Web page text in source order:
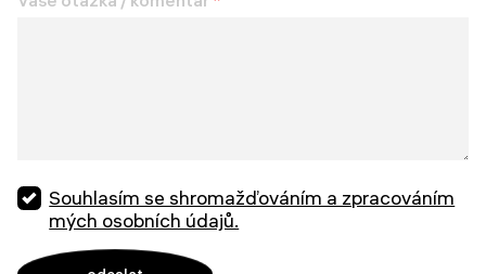
Souhlasím se shromažďováním a zpracováním
mých osobních údajů.